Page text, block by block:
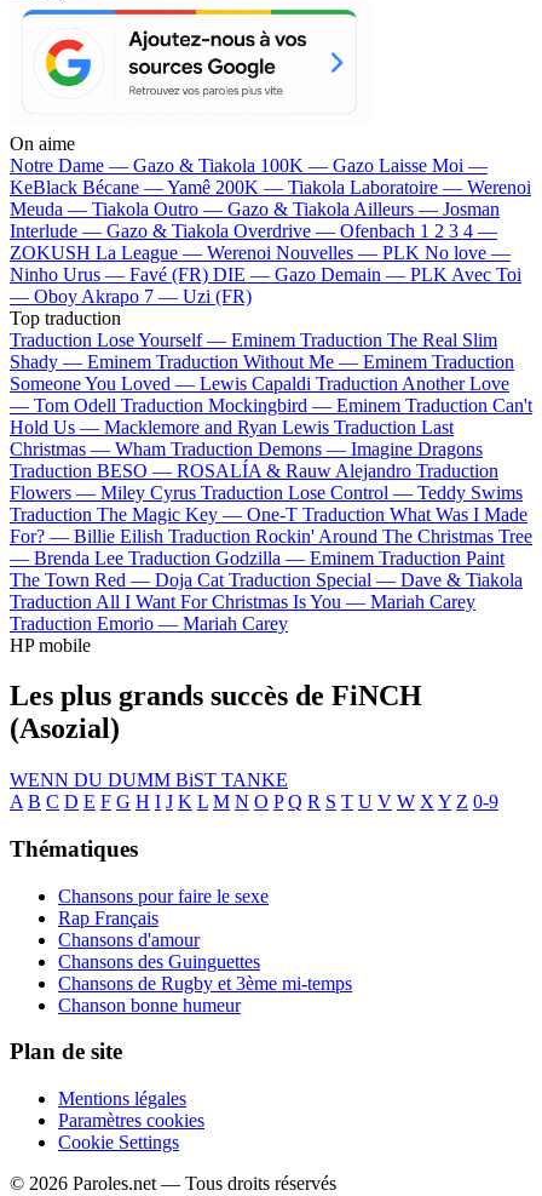
On aime
Notre Dame — Gazo & Tiakola 100K — Gazo Laisse Moi —
KeBlack Bécane —Yamê 200K — Tiakola Laboratoire — Werenoi
Meuda — Tiakola Outro — Gazo & Tiakola Ailleurs — Josman
Interlude — Gazo & Tiakola Overdrive — Ofenbach 1 2 3 4 —
ZOKUSH La League — Werenoi Nouvelles — PLK No love —
Ninho Urus — Favé (FR) DIE — Gazo Demain — PLK Avec Toi
— Oboy Akrapo 7 — Uzi (FR)
Top traduction
Traduction Lose Yourself — Eminem Traduction The Real Slim
Shady — Eminem Traduction Without Me — Eminem Traduction
Someone You Loved — Lewis Capaldi Traduction Another Love
— Tom Odell Traduction Mockingbird — Eminem Traduction Can't
Hold Us — Macklemore and Ryan Lewis Traduction Last
Christmas — Wham Traduction Demons — Imagine Dragons
Traduction BESO — ROSALÍA & Rauw Alejandro Traduction
Flowers — Miley Cyrus Traduction Lose Control — Teddy Swims
Traduction The Magic Key — One-T Traduction What Was I Made
For? — Billie Eilish Traduction Rockin' Around The Christmas Tree
— Brenda Lee Traduction Godzilla — Eminem Traduction Paint
The Town Red — Doja Cat Traduction Special — Dave & Tiakola
Traduction All I Want For Christmas Is You — Mariah Carey
Traduction Emorio — Mariah Carey
HP mobile
Les plus grands succès de FiNCH
(Asozial)
WENN DU DUMM BiST TANKE
A B C D E F G H I J K L M N O P Q R S T U V W X Y Z 0-9
Thématiques
Chansons pour faire le sexe
Rap Français
Chansons d'amour
Chansons des Guinguettes
Chansons de Rugby et 3ème mi-temps
Chanson bonne humeur
Plan de site
Mentions légales
Paramètres cookies
Cookie Settings
© 2026 Paroles.net — Tous droits réservés